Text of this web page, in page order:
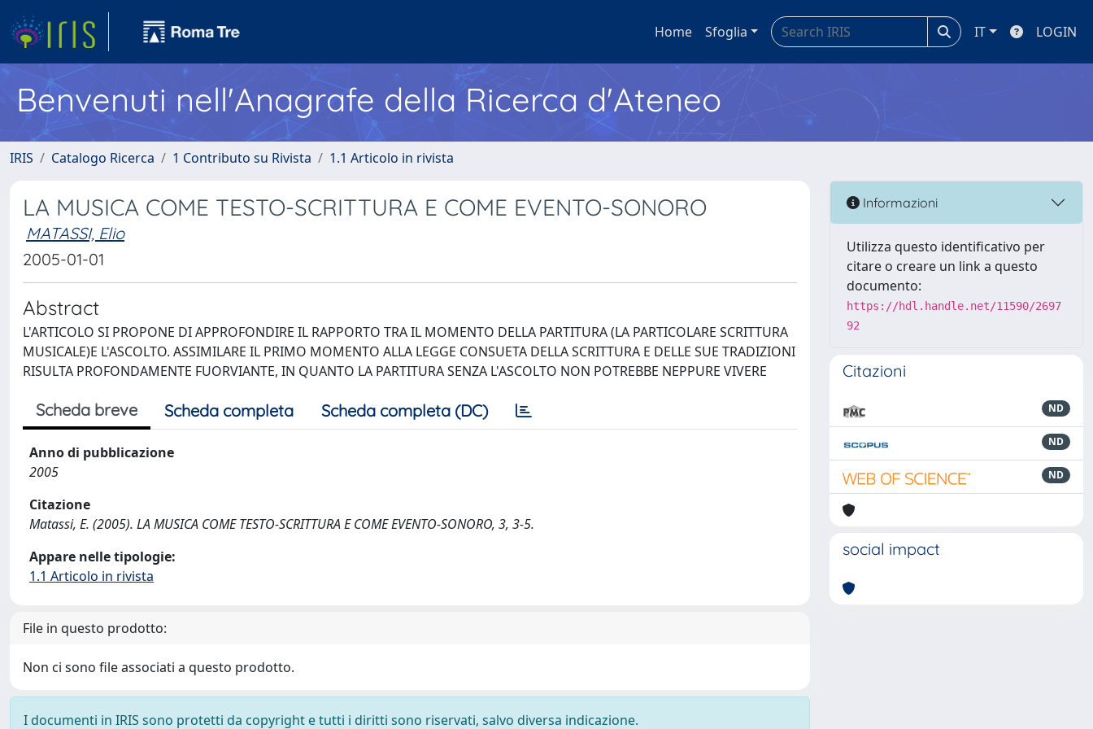
Home Sfoglia IT LOGIN
Benvenuti nell'Anagrafe della Ricerca d'Ateneo
IRIS Catalogo Ricerca 1 Contributo su Rivista 1.1 Articolo in rivista
LA MUSICA COME TESTO-SCRITTURA E COME EVENTO-SONORO
MATASSI, Elio
2005-01-01
Abstract
L'ARTICOLO SI PROPONE DI APPROFONDIRE IL RAPPORTO TRA IL MOMENTO DELLA PARTITURA (LA PARTICOLARE SCRITTURA
MUSICALE)E L'ASCOLTO. ASSIMILARE IL PRIMO MOMENTO ALLA LEGGE CONSUETA DELLA SCRITTURA E DELLE SUE TRADIZIONI
RISULTA PROFONDAMENTE FUORVIANTE, IN QUANTO LA PARTITURA SENZA L'ASCOLTO NON POTREBBE NEPPURE VIVERE
Scheda breve Scheda completa Scheda completa (DC)
Anno di pubblicazione
2005
Citazione
Matassi, E. (2005). LA MUSICA COME TESTO-SCRITTURA E COME EVENTO-SONORO, 3, 3-5.
Appare nelle tipologie:
1.1 Articolo in rivista
File in questo prodotto:
Non ci sono file associati a questo prodotto.
I documenti in IRIS sono protetti da copyright e tutti i diritti sono riservati, salvo diversa indicazione.
Informazioni
Utilizza questo identificativo per
citare o creare un link a questo
documento:
https://hdl.handle.net/11590/2697
92
Citazioni
ND
ND
ND
social impact